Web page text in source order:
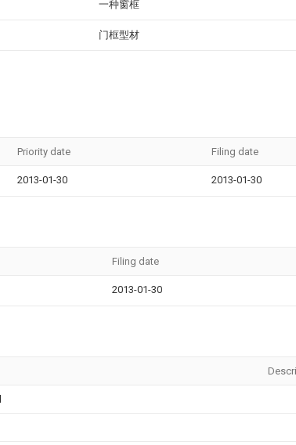
一种窗框
门框型材
Priority date Filing date
2013-01-30 2013-01-30
Filing date
2013-01-30